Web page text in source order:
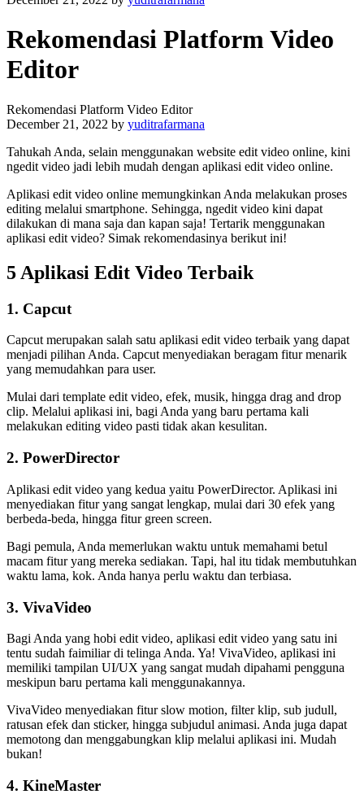
infomenu
Rekomendasi Platform Video
Editor
Rekomendasi Platform Video Editor
December 21, 2022 by yuditrafarmana
Tahukah Anda, selain menggunakan website edit video online, kini
ngedit video jadi lebih mudah dengan aplikasi edit video online.
Aplikasi edit video online memungkinkan Anda melakukan proses
editing melalui smartphone. Sehingga, ngedit video kini dapat
dilakukan di mana saja dan kapan saja! Tertarik menggunakan
aplikasi edit video? Simak rekomendasinya berikut ini!
5 Aplikasi Edit Video Terbaik
1. Capcut
Capcut merupakan salah satu aplikasi edit video terbaik yang dapat
menjadi pilihan Anda. Capcut menyediakan beragam fitur menarik
yang memudahkan para user.
Mulai dari template edit video, efek, musik, hingga drag and drop
clip. Melalui aplikasi ini, bagi Anda yang baru pertama kali
melakukan editing video pasti tidak akan kesulitan.
2. PowerDirector
Aplikasi edit video yang kedua yaitu PowerDirector. Aplikasi ini
menyediakan fitur yang sangat lengkap, mulai dari 30 efek yang
berbeda-beda, hingga fitur green screen.
Bagi pemula, Anda memerlukan waktu untuk memahami betul
macam fitur yang mereka sediakan. Tapi, hal itu tidak membutuhkan
waktu lama, kok. Anda hanya perlu waktu dan terbiasa.
3. VivaVideo
Bagi Anda yang hobi edit video, aplikasi edit video yang satu ini
tentu sudah faimiliar di telinga Anda. Ya! VivaVideo, aplikasi ini
memiliki tampilan UI/UX yang sangat mudah dipahami pengguna
meskipun baru pertama kali menggunakannya.
VivaVideo menyediakan fitur slow motion, filter klip, sub judull,
ratusan efek dan sticker, hingga subjudul animasi. Anda juga dapat
memotong dan menggabungkan klip melalui aplikasi ini. Mudah
bukan!
4. KineMaster